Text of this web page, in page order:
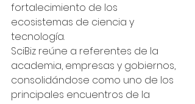
fortalecimiento de los
ecosistemas de ciencia y
tecnología.
SciBiz reúne a referentes de la
academia, empresas y gobiernos,
consolidándose como uno de los
principales encuentros de la